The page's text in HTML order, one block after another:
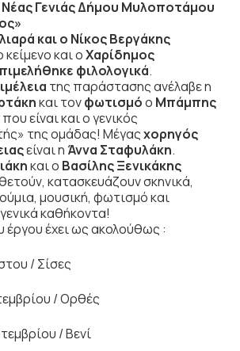
Νέας Γενιάς Δήμου Μυλοποτάμου
και ο Νίκος Βεργάκης
και οΧαρίδημος
φιλολογικά.
της παράστασης ανέλαβε η
και τονφωτισμόο Μπάμπης
που είναι και ο γενικός
της ομάδας! Μέγαςχορηγός
είναι η Άννα Σταφυλάκη.
και ο Βασίλης Ξενικάκης
κατασκευάζουν σκηνικά,
μουσική, φωτισμό και
καθήκοντα!
έργου έχει ως ακολούθως :
/ Σίσες
/ Ορθές
/ Βενί